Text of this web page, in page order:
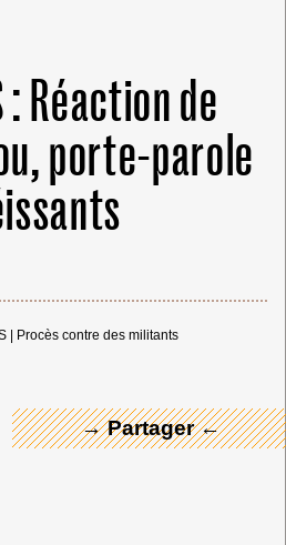
: Réaction de
porte-parole
Procès contre des militants
→ Partager ←